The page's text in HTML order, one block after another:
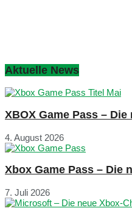
Aktuelle News
XBOX Game Pass –
4. August 2026
Xbox Game Pass – Die
7. Juli 2026